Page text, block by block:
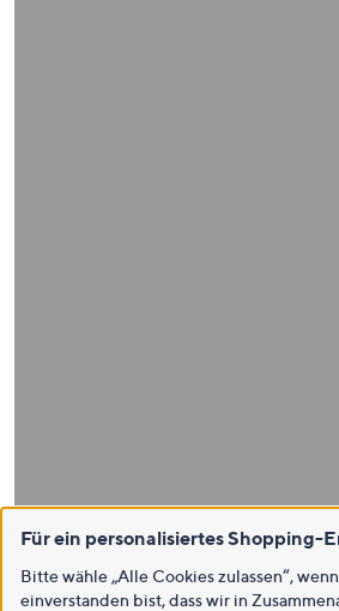
Für ein personalisiertes Shopping-
Bitte wähle „Alle Cookies zulassen“,
einverstanden bist, dass wir in